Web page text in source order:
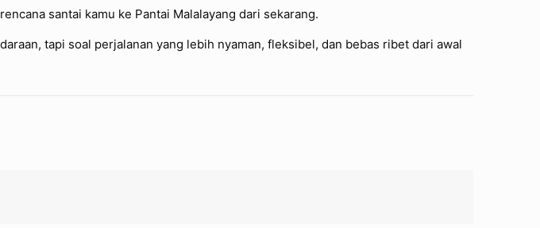
santai kamu ke Pantai Malalayang dari sekarang.
tapi soal perjalanan yang lebih nyaman, fleksibel, dan bebas ribet dari awal